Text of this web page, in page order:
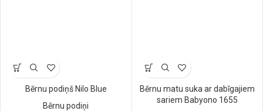
Bērnu podiņš Nilo Blue
Bērnu podiņi
Bērnu matu suka ar dabīgajiem
sariem Babyono 1655